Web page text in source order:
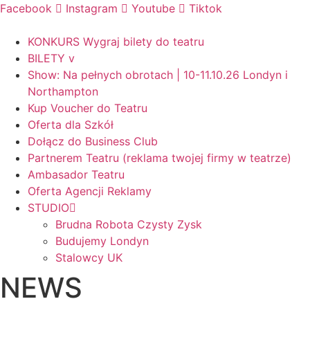
Skip
content
Facebook Instagram Youtube Tiktok
KONKURS Wygraj bilety do teatru
BILETY v
Show: Na pełnych obrotach | 10-11.10.26 Londyn i
Northampton
Kup Voucher do Teatru
Oferta dla Szkół
Dołącz do Business Club
Partnerem Teatru (reklama twojej firmy w teatrze)
Ambasador Teatru
Oferta Agencji Reklamy
STUDIO
Brudna Robota Czysty Zysk
Budujemy Londyn
Stalowcy UK
NEWS